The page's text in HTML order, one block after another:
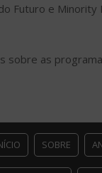
Futuro e Minority
sobre as
SOBRE